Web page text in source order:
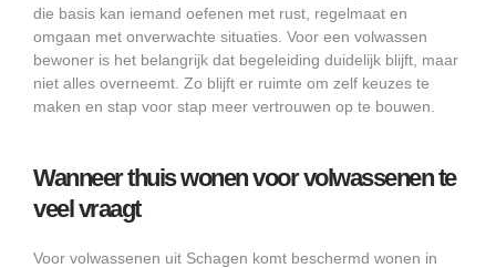
die basis kan iemand oefenen met rust, regelmaat en
omgaan met onverwachte situaties. Voor een volwassen
bewoner is het belangrijk dat begeleiding duidelijk blijft, maar
niet alles overneemt. Zo blijft er ruimte om zelf keuzes te
maken en stap voor stap meer vertrouwen op te bouwen.
Wanneer thuis wonen voor volwassenen te
veel vraagt
Voor volwassenen uit Schagen komt beschermd wonen in